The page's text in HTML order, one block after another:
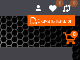
0 0
0
Скачать каталог